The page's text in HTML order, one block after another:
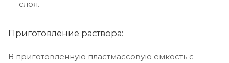
слоя.
Приготовление раствора:
В приготовленную пластмассовую емкость с